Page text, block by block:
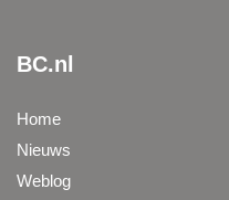
BC.nl
Home
Nieuws
Weblog